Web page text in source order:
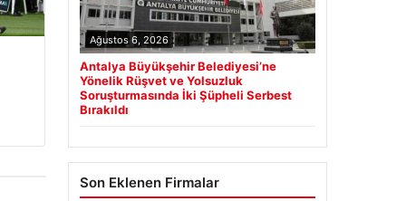
Ağustos 6, 2026
Antalya Büyükşehir Belediyesi’ne
Yönelik Rüşvet ve Yolsuzluk
Soruşturmasında İki Şüpheli Serbest
Bırakıldı
Son Eklenen Firmalar